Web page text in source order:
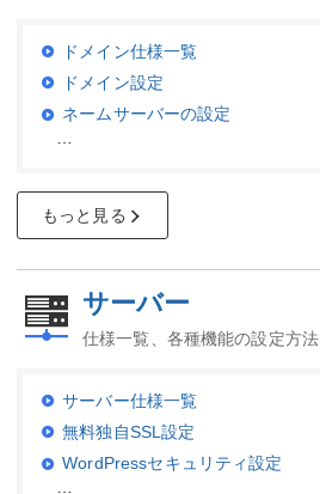
ドメイン仕様一覧
ドメイン設定
ネームサーバーの設定
もっと見る
サーバー
仕様一覧、各種機能の設定方法
サーバー仕様一覧
無料独自SSL設定
WordPressセキュリティ設定